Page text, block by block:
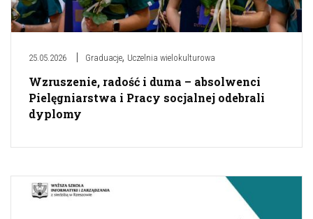
25.05.2026 Graduacje, Uczelnia wielokulturowa
Wzruszenie, radość i duma – absolwenci
Pielęgniarstwa i Pracy socjalnej odebrali
dyplomy